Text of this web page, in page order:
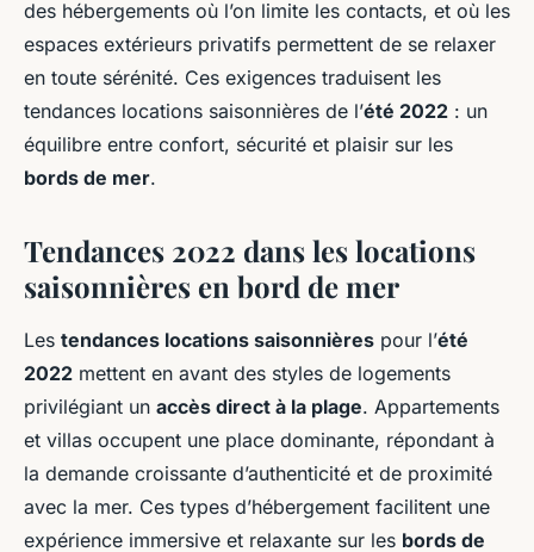
des hébergements où l’on limite les contacts, et où les
espaces extérieurs privatifs permettent de se relaxer
en toute sérénité. Ces exigences traduisent les
tendances locations saisonnières de l’été 2022 : un
équilibre entre confort, sécurité et plaisir sur les
bords de mer.
Tendances 2022 dans les locations
saisonnières en bord de mer
Les tendances locations saisonnières pour l’été
2022 mettent en avant des styles de logements
privilégiant un accès direct à la plage. Appartements
et villas occupent une place dominante, répondant à
la demande croissante d’authenticité et de proximité
avec la mer. Ces types d’hébergement facilitent une
expérience immersive et relaxante sur les bords de